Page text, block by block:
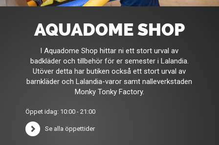
AQUADOME SHOP
I Aquadome Shop hittar ni ett stort urval av
badkläder och tillbehör för er semester i Lalandia.
Utöver detta har butiken också ett stort urval av
barnkläder och Lalandia-varor samt nalleverkstaden
Monky Tonky Factory.
Öppet idag: 10:00 - 21:00
Se alla öppettider